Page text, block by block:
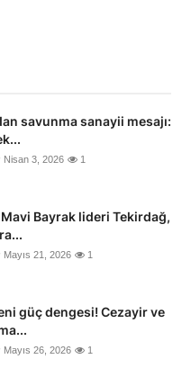
savunma sanayii mesajı:
Nisan 3, 2026 1
Mavi Bayrak lideri Tekirdağ,
Mayıs 21, 2026 1
güç dengesi! Cezayir ve
Mayıs 26, 2026 1